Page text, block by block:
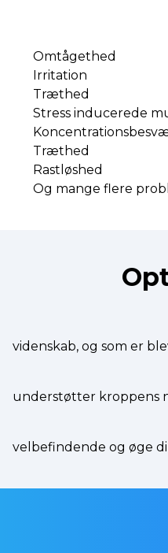
Omtågethed
Irritation
Træthed
Stress inducerede
Træthed
Rastløshed
Og mange flere
videnskab, og som er
understøtter kroppens
velbefindende og øge